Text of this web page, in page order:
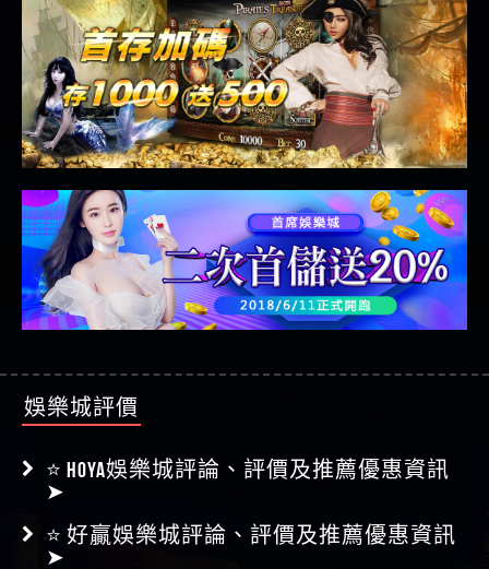
娛樂城評價
⭐ HOYA娛樂城評論、評價及推薦優惠資訊
➤
⭐ 好贏娛樂城評論、評價及推薦優惠資訊
➤